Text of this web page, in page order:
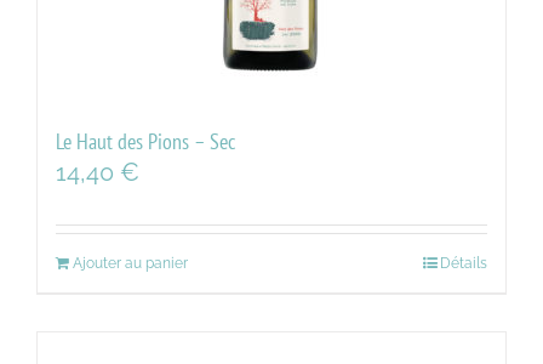
Le Haut des Pions – Sec
14,40 €
Ajouter au panier Détails